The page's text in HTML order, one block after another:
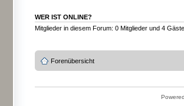
WER IST ONLINE?
Mitglieder in diesem Forum: 0 Mitglieder und 4 Gäste
Forenübersicht